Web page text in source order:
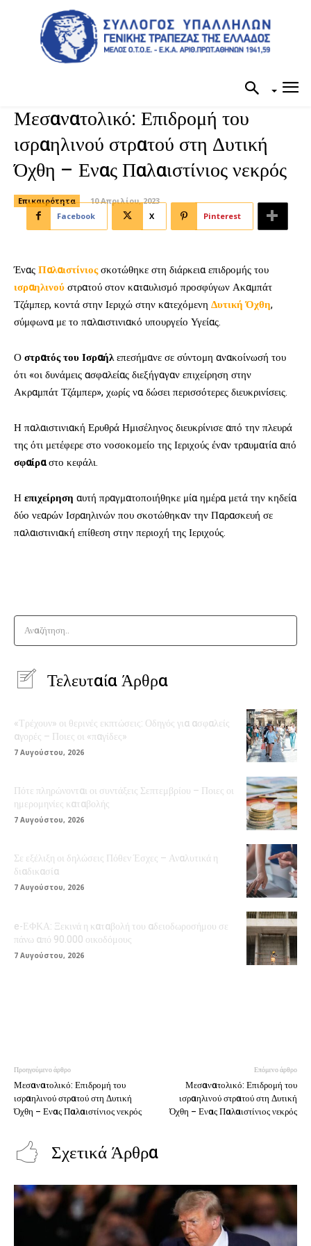
Μεσανατολικό: Επιδρομή του
ισραηλινού στρατού στη Δυτική
Όχθη – Ενας Παλαιστίνιος νεκρός
Επικαιρότητα
10 Απριλίου, 2023
Facebook
X Pinterest
ΈναςΠαλαιστίνιοςσκοτώθηκε στη διάρκεια επιδρομής του
ισραηλινούστρατού στον καταυλισμό προσφύγων Ακαμπάτ
Τζάμπερ, κοντά στην Ιεριχώ στην κατεχόμενη Δυτική Όχθη,
σύμφωνα με το παλαιστινιακό υπουργείο Υγείας.
Οστρατός του Ισραήλεπεσήμανε σε σύντομη ανακοίνωσή του
ότι «οι δυνάμεις ασφαλείας διεξήγαγαν επιχείρηση στην
Ακραμπάτ Τζάμπερ», χωρίς να δώσει περισσότερες διευκρινίσεις.
Η παλαιστινιακή Ερυθρά Ημισέληνος διευκρίνισε από την πλευρά
της ότι μετέφερε στο νοσοκομείο της Ιεριχούς έναν τραυματία από
σφαίραστο κεφάλι.
Ηεπιχείρηση αυτή πραγματοποιήθηκε μία ημέρα μετά την κηδεία
δύο νεαρών Ισραηλινών που σκοτώθηκαν την Παρασκευή σε
παλαιστινιακή επίθεση στην περιοχή της Ιεριχούς.
Αναζήτηση..
Τελευταία Άρθρα
«Τρέχουν» οι θερινές εκπτώσεις: Οδηγός για ασφαλείς
αγορές – Ποιες οι «παγίδες»
7 Αυγούστου, 2026
Πότε πληρώνονται οι συντάξεις Σεπτεμβρίου – Ποιες οι
ημερομηνίες καταβολής
7 Αυγούστου, 2026
Σε εξέλιξη οι δηλώσεις Πόθεν Έσχες – Αναλυτικά η
διαδικασία
7 Αυγούστου, 2026
e-ΕΦΚΑ: Ξεκινά η καταβολή του αδειοδωροσήμου σε
πάνω από 90.000 οικοδόμους
7 Αυγούστου, 2026
Προηγούμενο άρθρο
Μεσανατολικό: Επιδρομή του
ισραηλινού στρατού στη Δυτική
Όχθη – Ενας Παλαιστίνιος νεκρός
Επόμενο άρθρο
Μεσανατολικό: Επιδρομή του
ισραηλινού στρατού στη Δυτική
Όχθη – Ενας Παλαιστίνιος νεκρός
Σχετικά Άρθρα